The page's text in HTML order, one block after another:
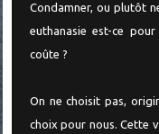
Condamner, ou plutôt
euthanasie est-ce
coûte ?
On ne choisit pas,
choix pour nous. Cette